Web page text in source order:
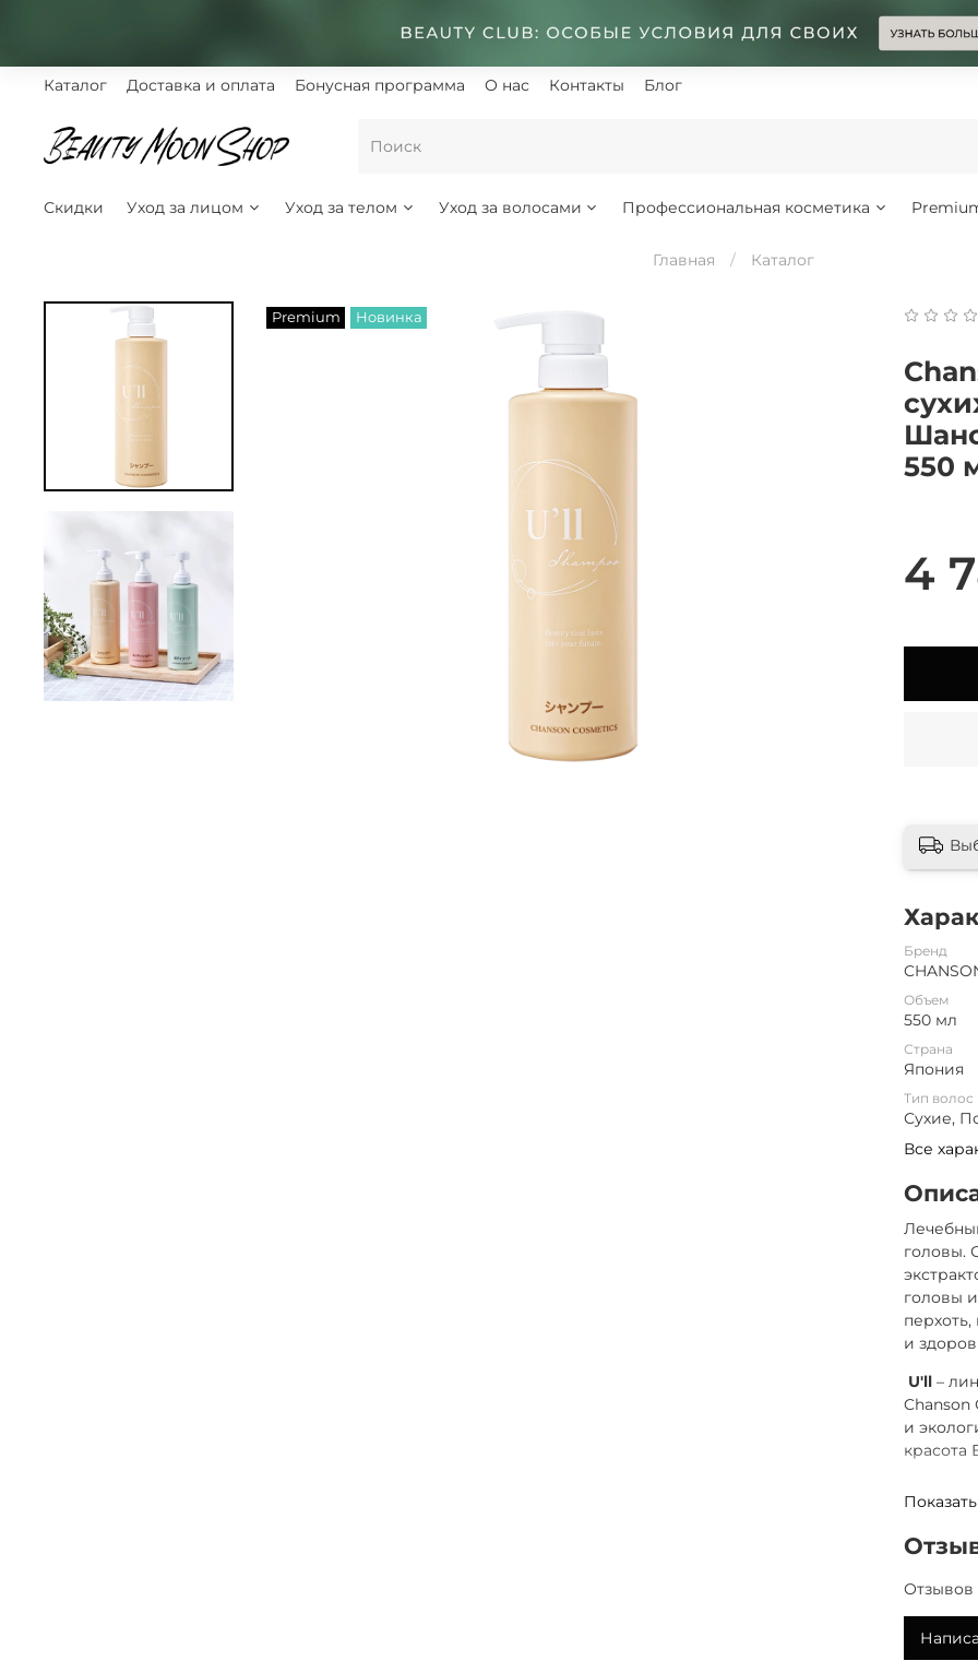
Каталог Доставка и оплата Бонусная программа О нас Контакты Блог
Скидки Уход за лицом Уход за телом Уход за волосами Профессиональная косметика
Главная Каталог
Premium Новинка
550
4
Бренд
Объем
550 мл
Страна
Япония
Тип волос
Сухие,
Все
головы.
головы
и
U'll –
Chanson
и
•
•
части
перхоть,
Отзывов